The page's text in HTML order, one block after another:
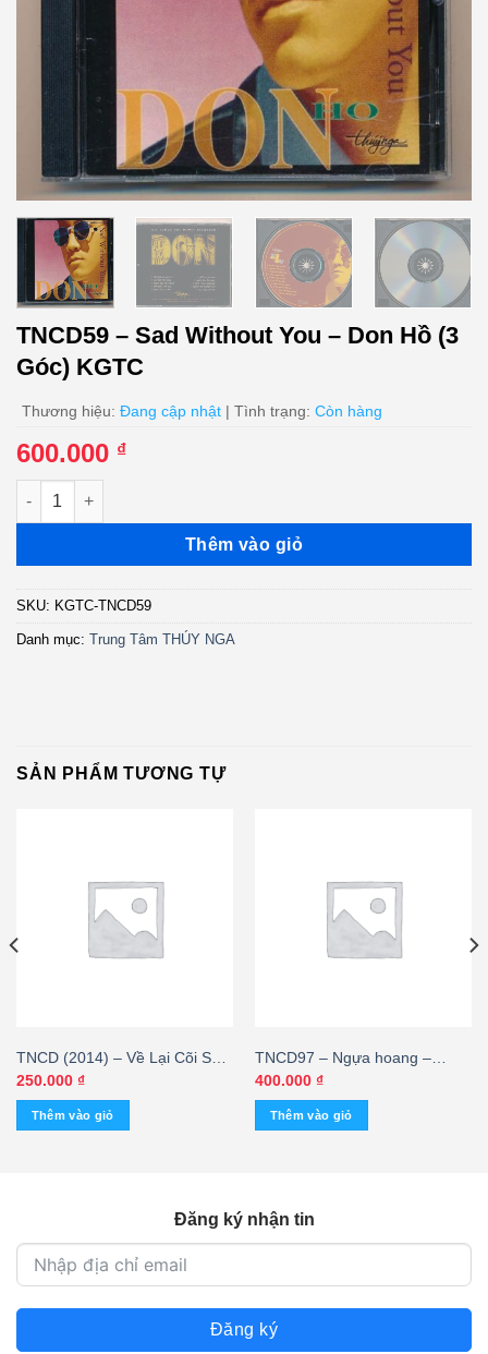
TNCD59 – Sad Without You – Don Hồ (3
Góc) KGTC
Thương hiệu: Đang cập nhật | Tình trạng: Còn hàng
600.000 ₫
TNCD59 - Sad Without You - Don Hồ (3 Góc) KGTC số lượng
Thêm vào giỏ
SKU: KGTC-TNCD59
Danh mục: Trung Tâm THÚY NGA
SẢN PHẨM TƯƠNG TỰ
TNCD (2014) – Về Lại Cõi Sầu
– Lam Anh – cái
250.000 ₫
Thêm vào giỏ
TNCD97 – Ngựa hoang –
Nguyễn Hưng @ – cái
400.000 ₫
Thêm vào giỏ
Đăng ký nhận tin
Đăng ký